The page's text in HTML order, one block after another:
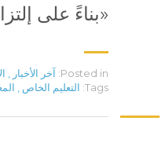
«بناءً على
Posted in: آخر الأخبار ,
Tags: التعليم الخاص,